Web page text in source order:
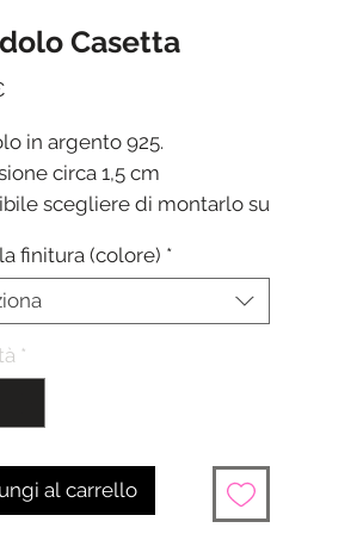
Casetta
Prezzo
in argento 925.
circa 1,5 cm
scegliere di montarlo su
in 24/48 ore dalla
del pagamento
finitura (colore) *
*
al carrello